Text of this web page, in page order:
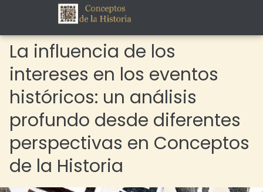
La influencia de los
intereses en los eventos
históricos: un análisis
profundo desde diferentes
perspectivas en Conceptos
de la Historia